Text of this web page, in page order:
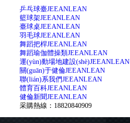
乒乓球臺JEEANLEAN
籃球架JEEANLEAN
臺球桌JEEANLEAN
羽毛球JEEANLEAN
舞蹈把桿JEEANLEAN
舞蹈瑜伽體操類JEEANLEAN
運(yùn)動場地建設(shè)JEEANLEAN
關(guān)于健倫JEEANLEAN
聯(lián)系我們JEEANLEAN
體育百科JEEANLEAN
健倫新聞JEEANLEAN
采購熱線：18820840909